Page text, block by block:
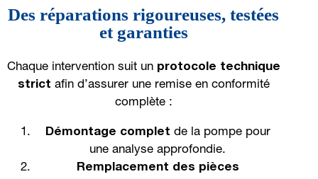
Des réparations rigoureuses, testées
et garanties
Chaque intervention suit un protocole technique
strict afin d’assurer une remise en conformité
complète :
Démontage complet de la pompe pour
une analyse approfondie.
Remplacement des pièces